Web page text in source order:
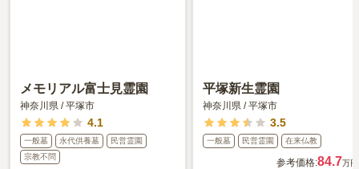
メモリアル富士見霊園
神奈川県 /平塚市
4.1
一般墓 永代供養墓
民営霊園
宗教不問
平塚新生霊園
神奈川県 /平塚市
3.5
一般墓 民営霊園 在来仏教
参考価格:84.7万円